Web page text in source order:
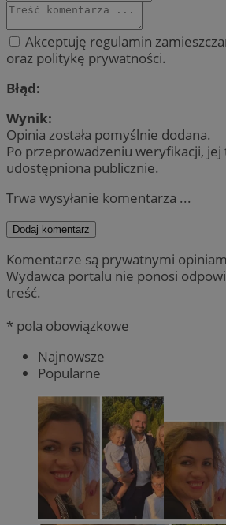
Akceptuję regulamin
oraz politykę prywatności.
Błąd:
Wynik:
Opinia została pomyślnie dodana.
Po przeprowadzeniu weryfikacji, jej
udostępniona publicznie.
Trwa wysyłanie komentarza ...
Dodaj komentarz
Komentarze są prywatnymi
Wydawca portalu nie ponosi
treść.
* pola obowiązkowe
Najnowsze
Popularne